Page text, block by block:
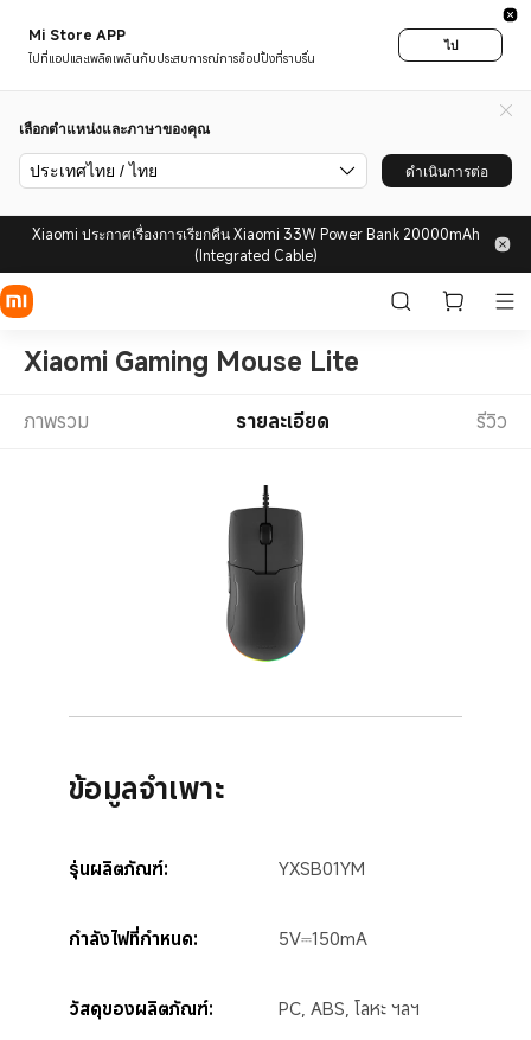
Mi Store APP
ไปที่แอปและเพลิดเพลินกับประสบการณ์การช็อปปิ้งที่ราบรื่น
ไป
เลือกตำแหน่งและภาษาของคุณ
ประเทศไทย / ไทย ดำเนินการต่อ
Xiaomi ประกาศเรื่องการเรียกคืน Xiaomi 33W Power Bank 20000mAh
(Integrated Cable)
Xiaomi Gaming Mouse Lite
ภาพรวม รายละเอียด รีวิว
ข้อมูลจำเพาะ
รุ่นผลิตภัณฑ์: YXSB01YM
กำลังไฟที่กำหนด: 5V⎓150mA
วัสดุของผลิตภัณฑ์: PC, ABS, โลหะ ฯลฯ